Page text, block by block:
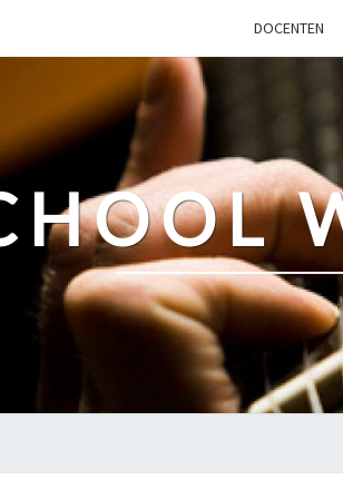
DOCENTEN